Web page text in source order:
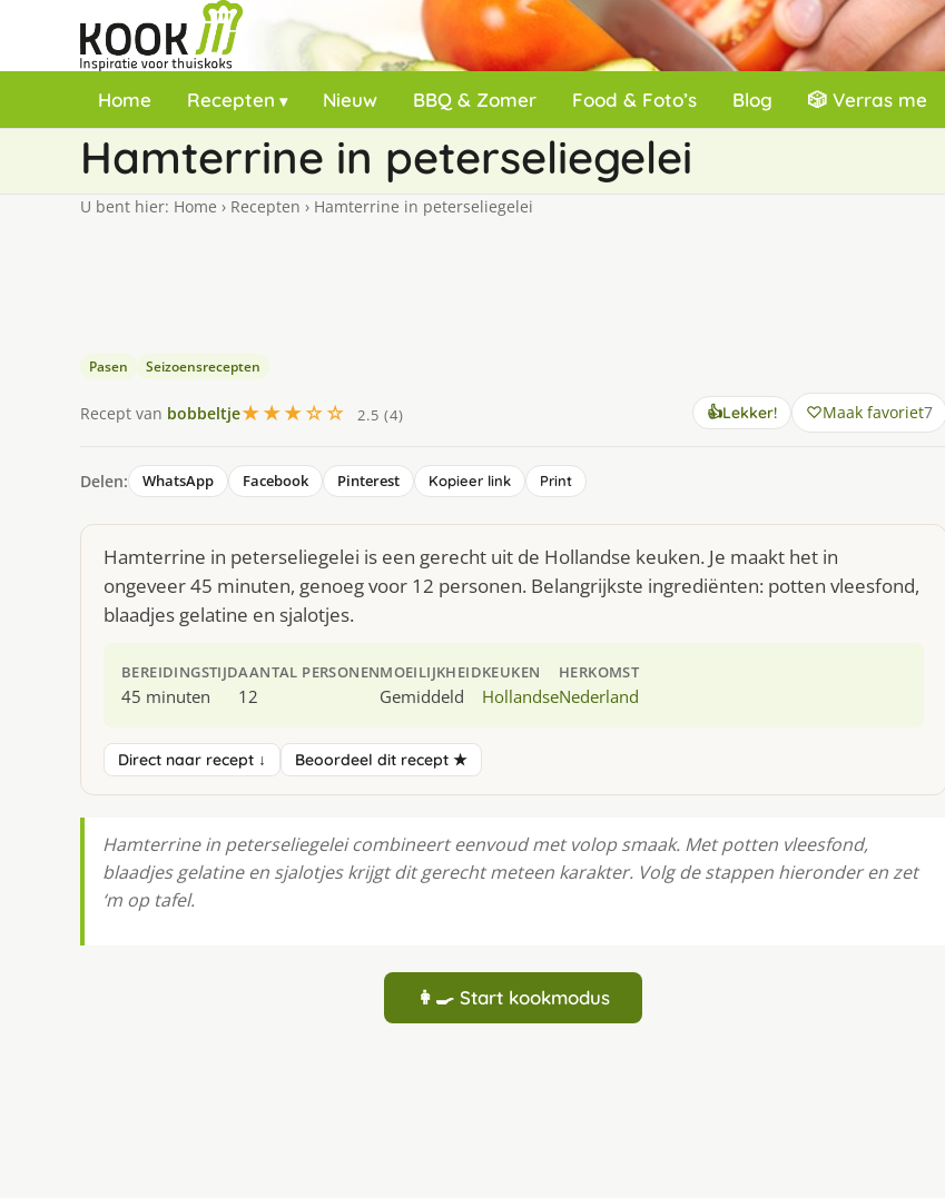
Home Recepten Nieuw BBQ & Zomer Food & Foto’s Blog 🎲 Verras me
Hamterrine in peterseliegelei
U bent hier: Home › Recepten › Hamterrine in peterseliegelei
Pasen Seizoensrecepten
Recept van bobbeltje★★★☆☆ 2.5 (4) 👍Lekker! Maak favoriet7
Delen: WhatsApp Facebook Pinterest Kopieer link Print
Hamterrine in peterseliegelei is een gerecht uit de Hollandse keuken. Je maakt het in
ongeveer 45 minuten, genoeg voor 12 personen. Belangrijkste ingrediënten: potten vleesfond,
blaadjes gelatine en sjalotjes.
BEREIDINGSTIJD
45 minuten
AANTAL PERSONEN
12
MOEILIJKHEID
Gemiddeld
KEUKEN
Hollandse
HERKOMST
Nederland
Direct naar recept ↓ Beoordeel dit recept ★
Hamterrine in peterseliegelei combineert eenvoud met volop smaak. Met potten vleesfond,
blaadjes gelatine en sjalotjes krijgt dit gerecht meteen karakter. Volg de stappen hieronder en zet
‘m op tafel.
👩‍🍳 Start kookmodus